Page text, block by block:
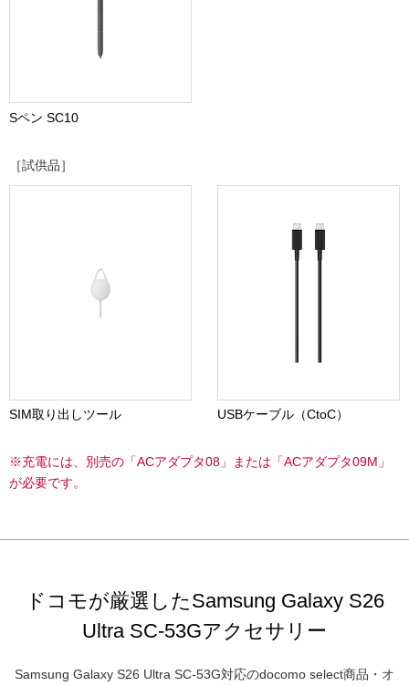
Sペン SC10
［試供品］
SIM取り出しツール USBケーブル（CtoC）
※充電には、別売の「ACアダプタ08」または「ACアダプタ09M」
が必要です。
ドコモが厳選したSamsung Galaxy S26
Ultra SC-53Gアクセサリー
Samsung Galaxy S26 Ultra SC-53G対応のdocomo select商品・オ